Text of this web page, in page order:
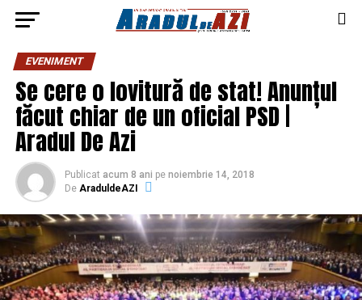
EVENIMENT
Se cere o lovitură de stat! Anunțul
făcut chiar de un oficial PSD |
Aradul De Azi
Publicat acum 8 ani pe noiembrie 14, 2018
De AraduldeAZI